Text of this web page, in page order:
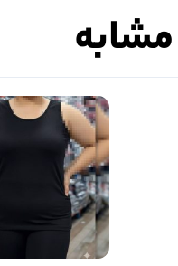
خواهد شد. همچنین در صورت
کنید.